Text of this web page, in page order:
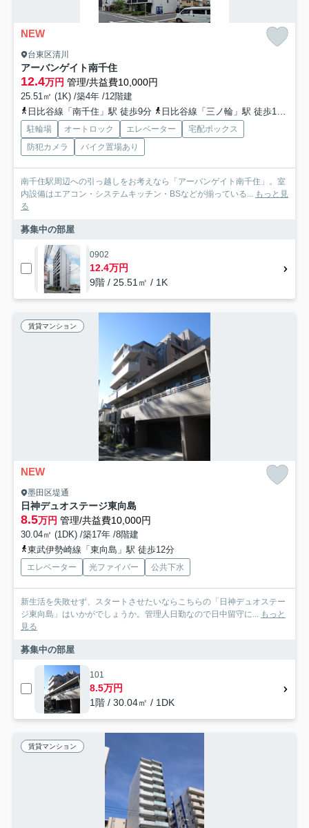
NEW
台東区清川
アーバンゲイト南千住
12.4万円 管理/共益費10,000円
25.51㎡ (1K) /築4年 /12階建
日比谷線「南千住」駅 徒歩9分
日比谷線「三ノ輪」駅 徒歩13分
駐輪場 オートロック エレベーター
宅配ボックス
防犯カメラ
バイク置場あり
南千住駅周辺への引っ越しをお考えなら「アーバンゲイト南千住」。室
内設備はエアコン・システムキッチン・BSなどが揃っている... もっと見
る
募集中の部屋
0902
12.4万円
9階 / 25.51㎡ / 1K
賃貸マンション
NEW
墨田区堤通
日神デュオステージ東向島
8.5万円 管理/共益費10,000円
30.04㎡ (1DK) /築17年 /8階建
東武伊勢崎線「東向島」駅 徒歩12分
エレベーター 光ファイバー 公共下水
新生活を失敗せず、スタートさせたいならこちらの「日神デュオステー
ジ東向島」はいかがでしょうか。管理人日勤なので日中留守に... もっと
見る
募集中の部屋
101
8.5万円
1階 / 30.04㎡ / 1DK
賃貸マンション